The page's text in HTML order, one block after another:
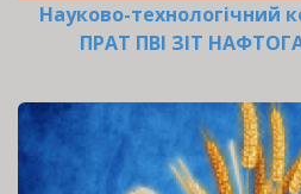
Науково-технологічний
ПРАТ ПВІ ЗІТ